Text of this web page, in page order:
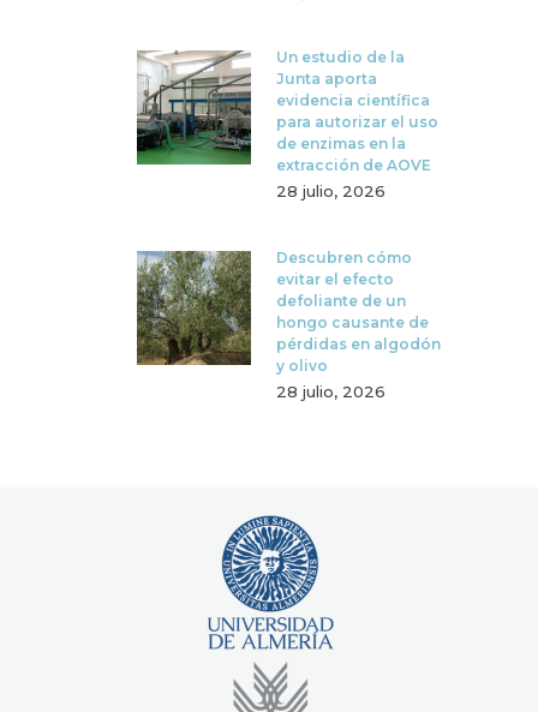
Un estudio de la
Junta aporta
evidencia científica
para autorizar el uso
de enzimas en la
extracción de AOVE
28 julio, 2026
Descubren cómo
evitar el efecto
defoliante de un
hongo causante de
pérdidas en algodón
y olivo
28 julio, 2026